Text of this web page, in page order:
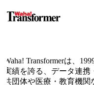
Transformerは、
績を誇る、データ連携
団体や医療・教育機関